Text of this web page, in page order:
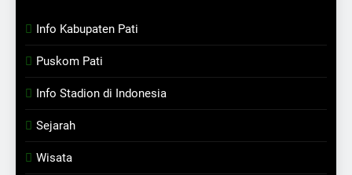
Info Kabupaten Pati
Puskom Pati
Info Stadion di Indonesia
Sejarah
Wisata